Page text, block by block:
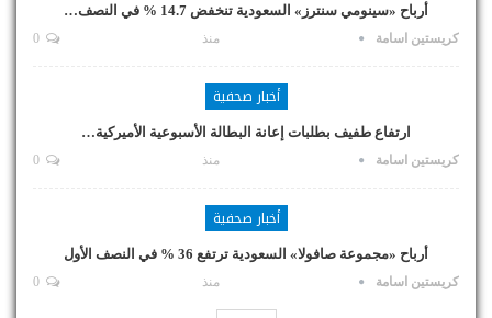
أرباح «سينومي سنترز» السعودية تنخفض 14.7 % في النصف…
كريستين اسامة منذ
أخبار صحفية
ارتفاع طفيف بطلبات إعانة البطالة الأسبوعية الأميركية…
كريستين اسامة منذ
أخبار صحفية
أرباح «مجموعة صافولا» السعودية ترتفع 36 % في النصف الأول
كريستين اسامة منذ